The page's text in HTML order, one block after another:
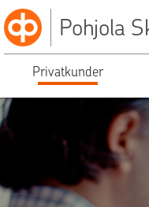
Pohjola
Privatkunder